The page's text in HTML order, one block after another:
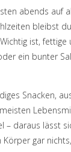
abends auf
bleibst
ist,
ein bunter
Snacken,
– daraus lässt
gar